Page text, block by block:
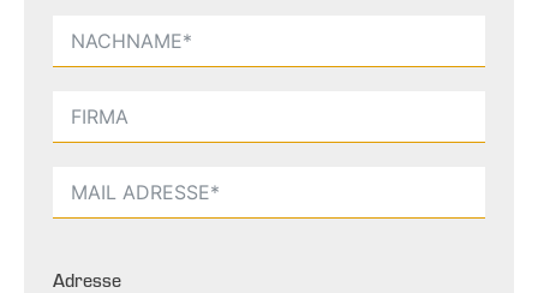
Adresse